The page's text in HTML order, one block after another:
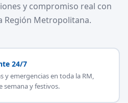
y compromiso real con
Región Metropolitana.
24/7
y emergencias en toda la RM,
semana y festivos.